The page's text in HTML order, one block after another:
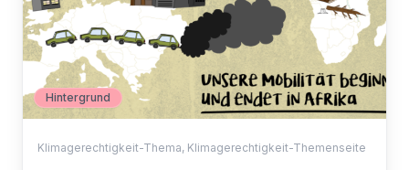
Hintergrund
Klimagerechtigkeit-Thema, Klimagerechtigkeit-Themenseite